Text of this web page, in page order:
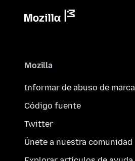
Mozilla
Informar de abuso de marca
Código fuente
Twitter
Únete a nuestra comunidad